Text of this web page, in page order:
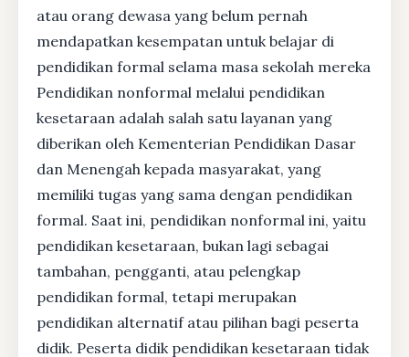
atau orang dewasa yang belum pernah
mendapatkan kesempatan untuk belajar di
pendidikan formal selama masa sekolah mereka
Pendidikan nonformal melalui pendidikan
kesetaraan adalah salah satu layanan yang
diberikan oleh Kementerian Pendidikan Dasar
dan Menengah kepada masyarakat, yang
memiliki tugas yang sama dengan pendidikan
formal. Saat ini, pendidikan nonformal ini, yaitu
pendidikan kesetaraan, bukan lagi sebagai
tambahan, pengganti, atau pelengkap
pendidikan formal, tetapi merupakan
pendidikan alternatif atau pilihan bagi peserta
didik. Peserta didik pendidikan kesetaraan tidak